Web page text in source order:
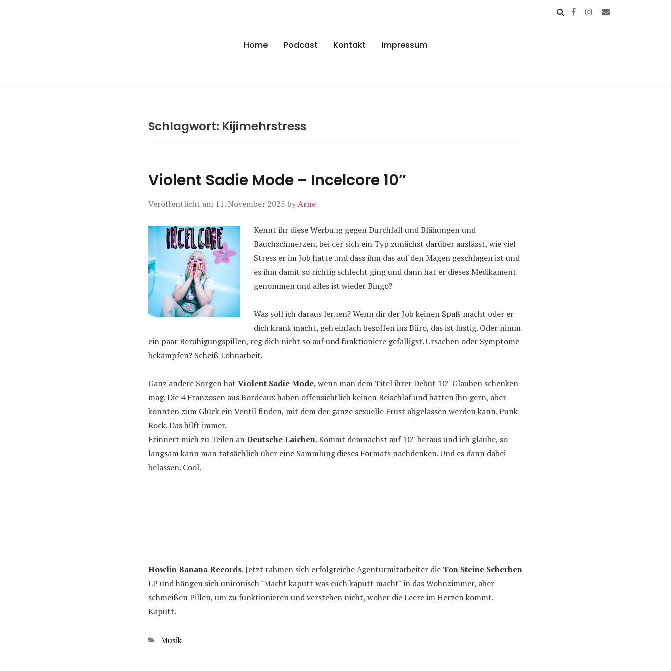
Manierenversagen
Home Podcast Kontakt Impressum
Schlagwort: Kijimehrstress
Violent Sadie Mode – Incelcore 10″
Veröffentlicht am 11. November 2025 byArne
Kennt ihr diese Werbung gegen Durchfall und Blähungen und
Bauchschmerzen, bei der sich ein Typ zunächst darüber auslässt, wie viel
Stress er im Job hatte und dass ihm das auf den Magen geschlagen ist und
es ihm damit so richtig schlecht ging und dann hat er dieses Medikament
genommen und alles ist wieder Bingo?
Was soll ich daraus lernen? Wenn dir der Job keinen Spaß macht oder er
dich krank macht, geh einfach besoffen ins Büro, das ist lustig. Oder nimm
ein paar Beruhigungspillen, reg dich nicht so auf und funktioniere gefälligst. Ursachen oder Symptome
bekämpfen? Scheiß Lohnarbeit.
Ganz andere Sorgen hat Violent Sadie Mode, wenn man dem Titel ihrer Debüt 10″ Glauben schenken
mag. Die 4 Franzosen aus Bordeaux haben offensichtlich keinen Beischlaf und hätten ihn gern, aber
konnten zum Glück ein Ventil finden, mit dem der ganze sexuelle Frust abgelassen werden kann. Punk
Rock. Das hilft immer.
Erinnert mich zu Teilen anDeutsche Laichen. Kommt demnächst auf 10″ heraus und ich glaube, so
langsam kann man tatsächlich über eine Sammlung dieses Formats nachdenken. Und es dann dabei
belassen. Cool.
Howlin Banana Records. Jetzt rahmen sich erfolgreiche Agenturmitarbeiter die Ton Steine Scherben
LP und hängen sich unironisch "Macht kaputt was euch kaputt macht" in das Wohnzimmer, aber
schmeißen Pillen, um zu funktionieren und verstehen nicht, woher die Leere im Herzen kommt.
Kaputt.
Kategorien
Musik